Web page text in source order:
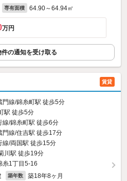
専有面積 64.90～64.94㎡
万円
の通知を受け取る
賃貸
門線/錦糸町駅 徒歩5分
駅 徒歩5分
線/錦糸町駅 徒歩6分
門線/住吉駅 徒歩17分
線/両国駅 徒歩15分
川駅 徒歩19分
糸1丁目5-16
築年数 築18年8ヶ月